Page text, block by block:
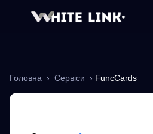
Головна › Сервіси › FuncCards